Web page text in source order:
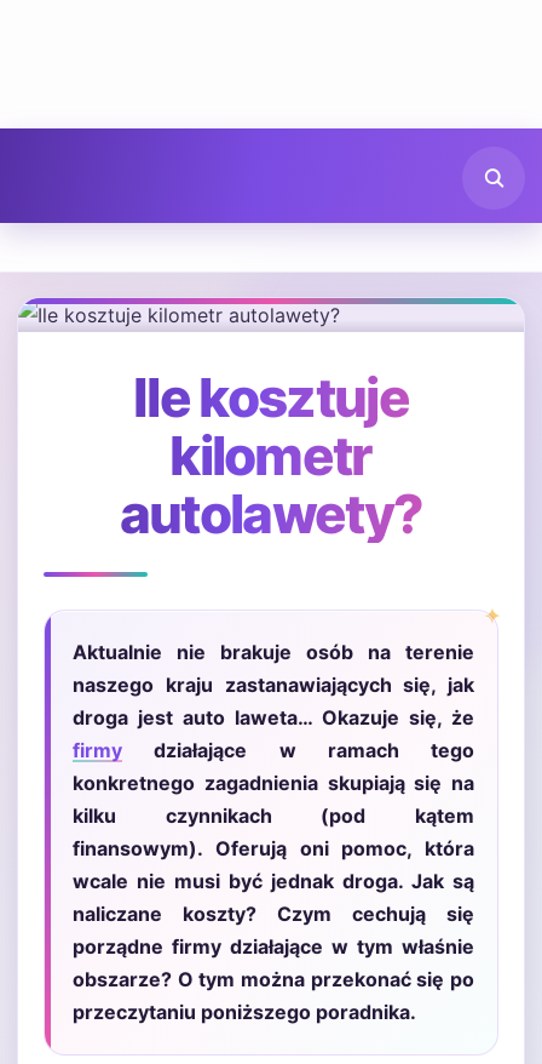
Ile kosztuje
kilometr
autolawety?
Aktualnie nie brakuje osób na terenie
naszego kraju zastanawiających się, jak
droga jest auto laweta… Okazuje się, że
firmy działające w ramach tego
konkretnego zagadnienia skupiają się na
kilku czynnikach (pod kątem
finansowym). Oferują oni pomoc, która
wcale nie musi być jednak droga. Jak są
naliczane koszty? Czym cechują się
porządne firmy działające w tym właśnie
obszarze? O tym można przekonać się po
przeczytaniu poniższego poradnika.